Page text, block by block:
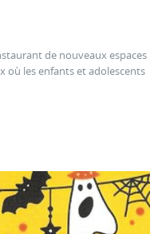
de nouveaux espaces
où les enfants et adolescents